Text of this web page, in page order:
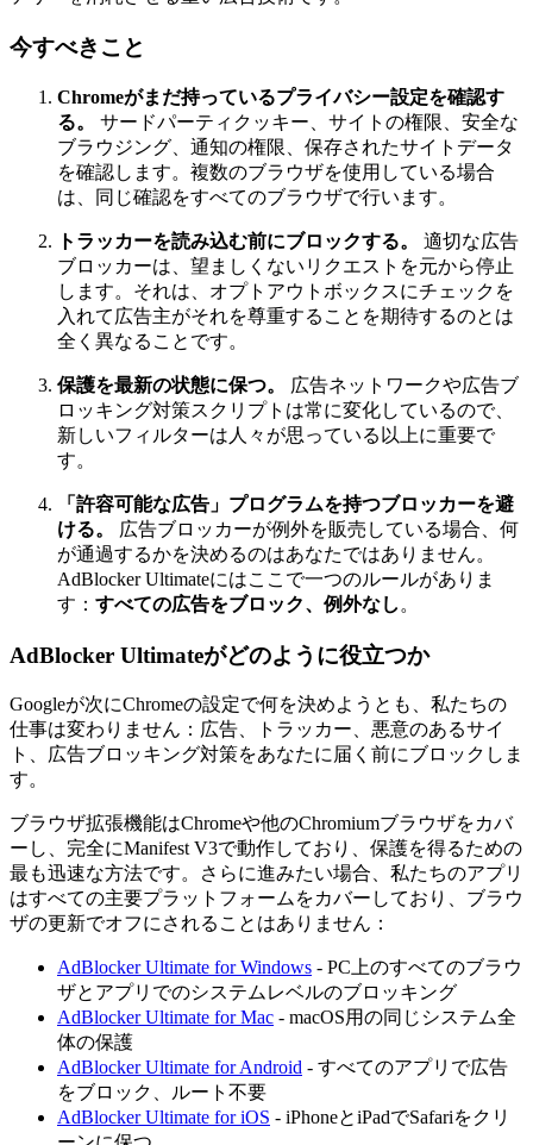
今すべきこと
Chromeがまだ持っているプライバシー設定を確認す
る。
サードパーティクッキー、サイトの権限、安全な
ブラウジング、通知の権限、保存されたサイトデータ
を確認します。複数のブラウザを使用している場合
は、同じ確認をすべてのブラウザで行います。
トラッカーを読み込む前にブロックする。
適切な広告
ブロッカーは、望ましくないリクエストを元から停止
します。それは、オプトアウトボックスにチェックを
入れて広告主がそれを尊重することを期待するのとは
全く異なることです。
保護を最新の状態に保つ。
広告ネットワークや広告ブ
ロッキング対策スクリプトは常に変化しているので、
新しいフィルターは人々が思っている以上に重要で
す。
「許容可能な広告」プログラムを持つブロッカーを避
ける。
広告ブロッカーが例外を販売している場合、何
が通過するかを決めるのはあなたではありません。
AdBlocker Ultimateにはここで一つのルールがありま
す： すべての広告をブロック、例外なし 。
AdBlocker Ultimateがどのように役立つか
Googleが次にChromeの設定で何を決めようとも、私たちの
仕事は変わりません：広告、トラッカー、悪意のあるサイ
ト、広告ブロッキング対策をあなたに届く前にブロックしま
す。
ブラウザ拡張機能はChromeや他のChromiumブラウザをカバ
ーし、完全にManifest V3で動作しており、保護を得るための
最も迅速な方法です。さらに進みたい場合、私たちのアプリ
はすべての主要プラットフォームをカバーしており、ブラウ
ザの更新でオフにされることはありません：
AdBlocker Ultimate for Windows - PC上のすべてのブラウ
ザとアプリでのシステムレベルのブロッキング
AdBlocker Ultimate for Mac - macOS用の同じシステム全
体の保護
AdBlocker Ultimate for Android - すべてのアプリで広告
をブロック、ルート不要
AdBlocker Ultimate for iOS - iPhoneとiPadでSafariをクリ